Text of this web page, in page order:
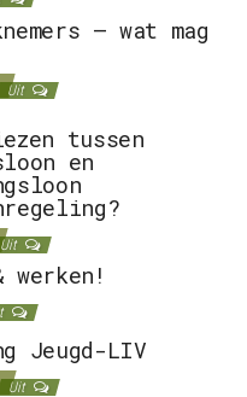
– wat mag
Uit
tussen
en
Uit
werken!
Jeugd-LIV
Uit